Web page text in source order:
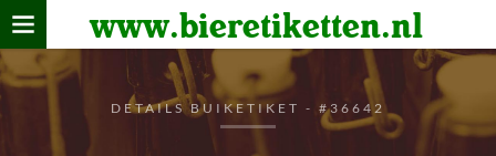
www.bieretiketten.nl
Home
verzamelen
De bierkaart
DETAILS BUIKETIKET - #36642